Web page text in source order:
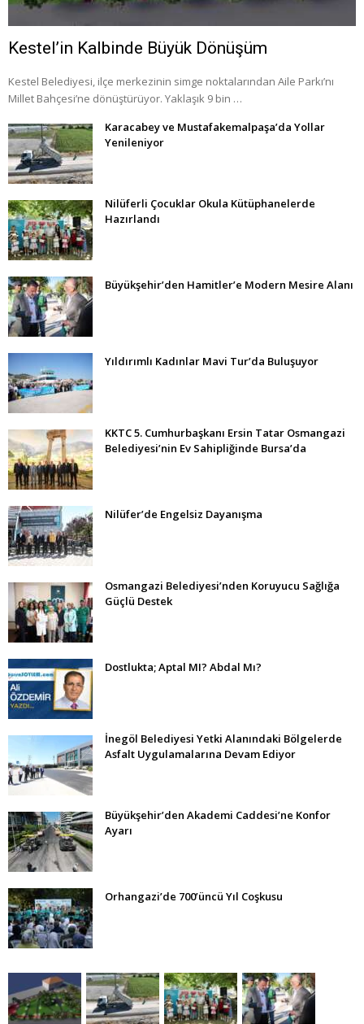
Kestel’in Kalbinde Büyük Dönüşüm
Kestel Belediyesi, ilçe merkezinin simge noktalarından Aile Parkı’nı
Millet Bahçesi’ne dönüştürüyor. Yaklaşık 9 bin …
Karacabey ve Mustafakemalpaşa’da Yollar
Yenileniyor
Nilüferli Çocuklar Okula Kütüphanelerde
Hazırlandı
Büyükşehir’den Hamitler’e Modern Mesire Alanı
Yıldırımlı Kadınlar Mavi Tur’da Buluşuyor
KKTC 5. Cumhurbaşkanı Ersin Tatar Osmangazi
Belediyesi’nin Ev Sahipliğinde Bursa’da
Nilüfer’de Engelsiz Dayanışma
Osmangazi Belediyesi’nden Koruyucu Sağlığa
Güçlü Destek
Dostlukta; Aptal MI? Abdal Mı?
İnegöl Belediyesi Yetki Alanındaki Bölgelerde
Asfalt Uygulamalarına Devam Ediyor
Büyükşehir’den Akademi Caddesi’ne Konfor
Ayarı
Orhangazi’de 700’üncü Yıl Coşkusu